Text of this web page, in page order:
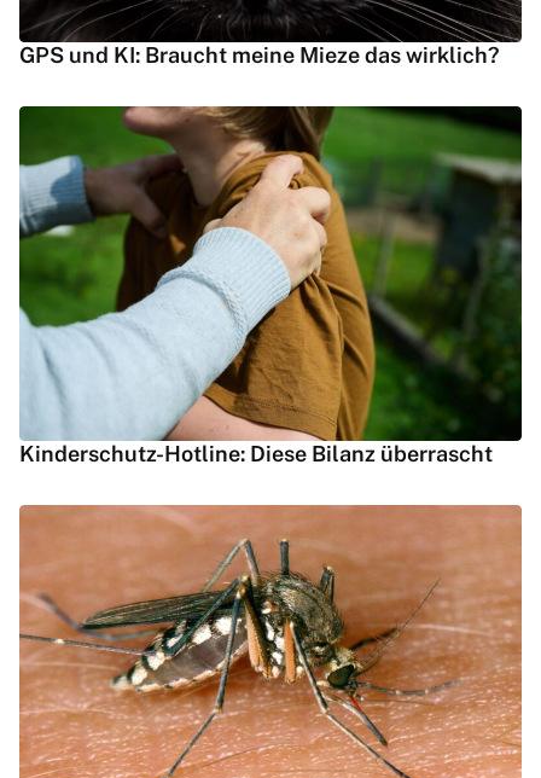
GPS und KI: Braucht meine Mieze das wirklich?
Kinderschutz-Hotline: Diese Bilanz überrascht